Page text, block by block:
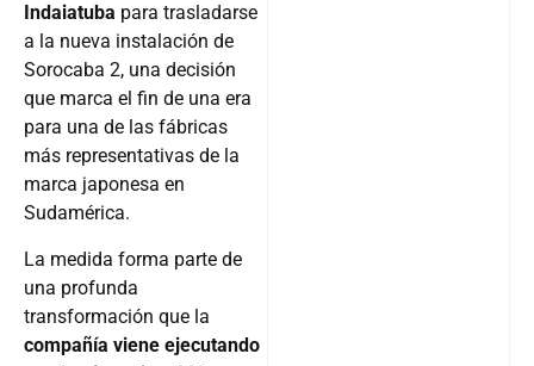
Indaiatuba para trasladarse
a la nueva instalación de
Sorocaba 2, una decisión
que marca el fin de una era
para una de las fábricas
más representativas de la
marca japonesa en
Sudamérica.
La medida forma parte de
una profunda
transformación que la
compañía viene ejecutando